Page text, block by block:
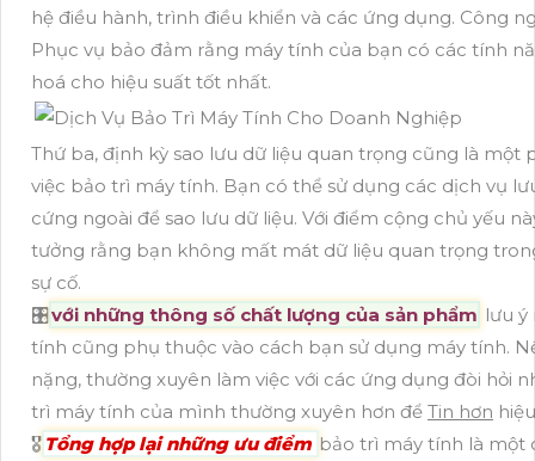
hệ điều hành, trình điều khiển và các ứng dụng. Công
Phục vụ bảo đảm rằng máy tính của bạn có các tính
hoá cho hiệu suất tốt nhất.
Thứ ba, định kỳ sao lưu dữ liệu quan trọng cũng là
việc bảo trì máy tính. Bạn có thể sử dụng các dịch vụ
cứng ngoài để sao lưu dữ liệu. Với điểm cộng chủ yếu
tưởng rằng bạn không mất mát dữ liệu quan trọng
sự cố.
🎛với những thông số chất lượng của sản phẩm lưu ý
tính cũng phụ thuộc vào cách bạn sử dụng máy tính.
nặng, thường xuyên làm việc với các ứng dụng đòi hỏi
trì máy tính của mình thường xuyên hơn để Tin hơn
🎖️ Tổng hợp lại những ưu điểm bảo trì máy tính là một